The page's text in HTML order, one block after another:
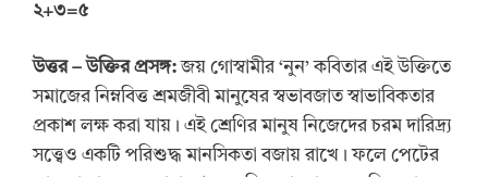
২+৩=৫
উত্তর–উক্তির প্রসঙ্গ:জয় গোস্বামীর ‘নুন’ কবিতার এই উক্তিতে
সমাজের নিম্নবিত্ত শ্রমজীবী মানুষের স্বভাবজাত স্বাভাবিকতার
প্রকাশ লক্ষ করা যায়। এই শ্রেণির মানুষ নিজেদের চরম দারিদ্র্য
সত্ত্বেও একটি পরিশুদ্ধ মানসিকতা বজায় রাখে। ফলে পেটের